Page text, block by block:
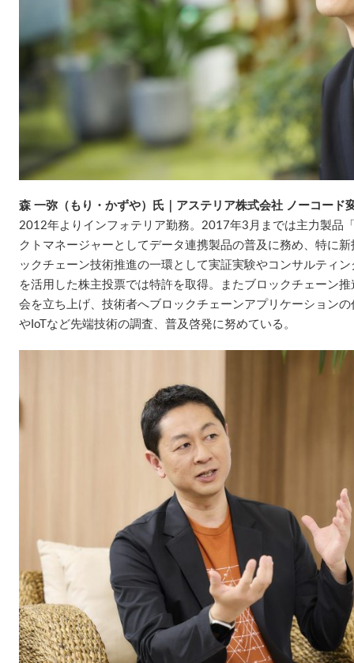
森 一弥（もり・かずや）氏｜アステリア株式会社 ノーコード
2012年よりインフォテリア勤務。2017年3月までは主力製品
クトマネージャーとしてデータ連携製品の普及に務め、特に
ックチェーン技術推進の一環として実証実験やコンサルティ
を活用した株主投票では特許を取得。またブロックチェーン
会を立ち上げ、技術者へブロックチェーンアプリケーション
やIoTなど先端技術の調査、普及啓発に努めている。